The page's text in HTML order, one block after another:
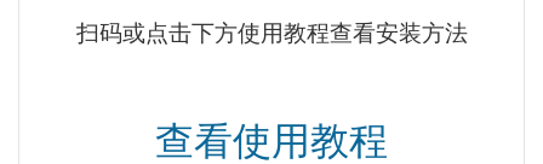
扫码或点击下方使用教程查看安装方法
查看使用教程